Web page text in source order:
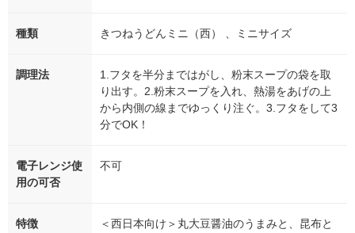
種類 きつねうどんミニ（西） 、ミニサイズ
調理法
1.フタを半分まではがし、粉末スープの袋を取
り出す。2.粉末スープを入れ、熱湯をあげの上
から内側の線までゆっくり注ぐ。3.フタをして3
分でOK！
電子レンジ使
用の可否
不可
特徴
＜西日本向け＞丸大豆醤油のうまみと、昆布と